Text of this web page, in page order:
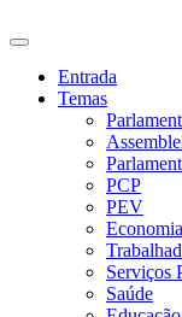
Entrada
Temas
PCP
PEV
Economia
Serviços
Saúde